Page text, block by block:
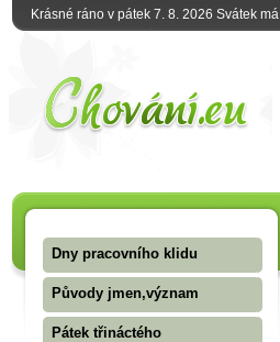
Krásné ráno v pátek 7. 8. 2026 Svátek má
Dny pracovního klidu
Původy jmen,význam
Pátek třináctého